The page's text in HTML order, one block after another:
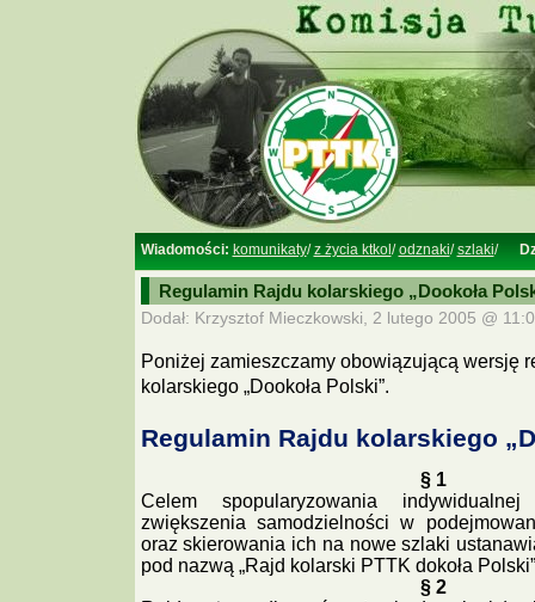
Wiadomości: komunikaty/z życia ktkol /odznaki/szlaki/
Regulamin Rajdu kolarskiego „Dookoła
Dodał: Krzysztof Mieczkowski, 2 lutego 2005 @
Poniżej zamieszczamy obowiązującą wersję
kolarskiego „Dookoła Polski”.
Regulamin Rajdu kolarskiego
§ 1
Celem spopularyzowania
zwiększenia samodzielności w
oraz skierowania ich na nowe szlaki
pod nazwą „Rajd kolarski PTTK dokoła
§ 2